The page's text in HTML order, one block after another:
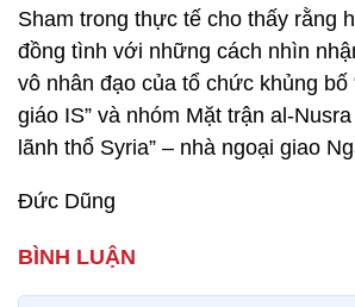
Sham trong thực tế cho thấy rằng
đồng tình với những cách nhìn
vô nhân đạo của tổ chức khủng bố
giáo IS” và nhóm Mặt trận al-
lãnh thổ Syria” – nhà ngoại giao
Đức Dũng